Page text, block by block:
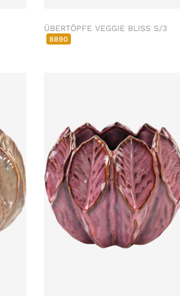
ÜBERTÖPFE VEGGIE BLISS S/3
8890